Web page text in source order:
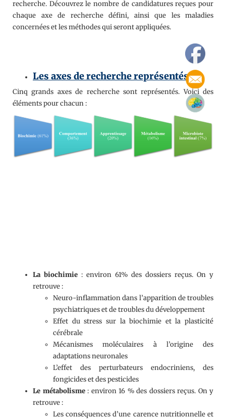
recherche. Découvrez le nombre de candidatures reçues pour
chaque axe de recherche défini, ainsi que les maladies
concernées et les méthodes qui seront appliquées.
Les axes de recherche représentés
Cinq grands axes de recherche sont représentés. Voici des
éléments pour chacun :
La biochimie : environ 61% des dossiers reçus. On y
retrouve :
Neuro-inflammation dans l’apparition de troubles
psychiatriques et de troubles du développement
Effet du stress sur la biochimie et la plasticité
cérébrale
Mécanismes moléculaires à l’origine des
adaptations neuronales
L’effet des perturbateurs endocriniens, des
fongicides et des pesticides
Le métabolisme : environ 16 % des dossiers reçus. On y
retrouve :
Les conséquences d’une carence nutritionnelle et